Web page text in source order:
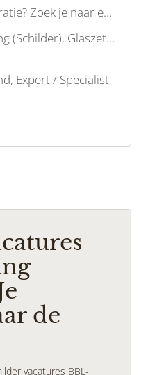
Zoek je naar een
gebouwen
kunt laten
perfect voor
Schilder, BBL-Leerling (Schilder), Glaszetter
Expert / Specialist
de
vacatures BBL-